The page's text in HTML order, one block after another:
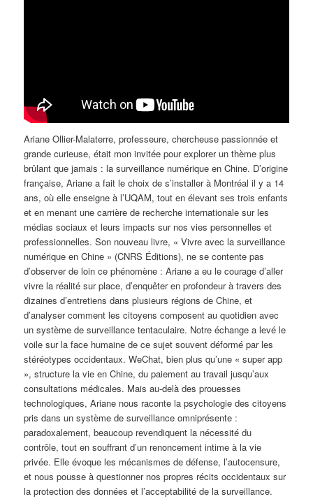
Ariane Ollier-Malaterre, professeure, chercheuse passionnée et
grande curieuse, était mon invitée pour explorer un thème plus
brûlant que jamais : la surveillance numérique en Chine. D’origine
française, Ariane a fait le choix de s’installer à Montréal il y a 14
ans, où elle enseigne à l’UQAM, tout en élevant ses trois enfants
et en menant une carrière de recherche internationale sur les
médias sociaux et leurs impacts sur nos vies personnelles et
professionnelles. Son nouveau livre, « Vivre avec la surveillance
numérique en Chine » (CNRS Éditions), ne se contente pas
d’observer de loin ce phénomène : Ariane a eu le courage d’aller
vivre la réalité sur place, d’enquêter en profondeur à travers des
dizaines d’entretiens dans plusieurs régions de Chine, et
d’analyser comment les citoyens composent au quotidien avec
un système de surveillance tentaculaire. Notre échange a levé le
voile sur la face humaine de ce sujet souvent déformé par les
stéréotypes occidentaux. WeChat, bien plus qu’une « super app
», structure la vie en Chine, du paiement au travail jusqu’aux
consultations médicales. Mais au-delà des prouesses
technologiques, Ariane nous raconte la psychologie des citoyens
pris dans un système de surveillance omniprésente :
paradoxalement, beaucoup revendiquent la nécessité du
contrôle, tout en souffrant d’un renoncement intime à la vie
privée. Elle évoque les mécanismes de défense, l’autocensure,
et nous pousse à questionner nos propres récits occidentaux sur
la protection des données et l’acceptabilité de la surveillance.